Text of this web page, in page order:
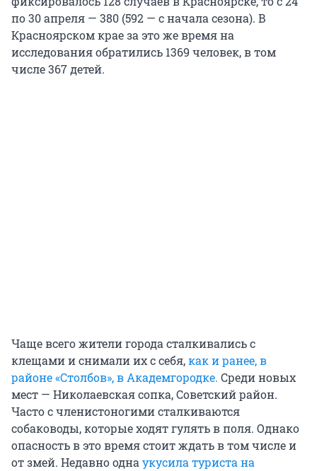
по 30 апреля — 380 (592 — с начала сезона). В
Красноярском крае за это же время на
исследования обратились 1369 человек, в том
числе 367 детей.
Чаще всего жители города сталкивались с
клещами и снимали их с себя,как и ранее, в
районе «Столбов», в Академгородке. Среди новых
мест — Николаевская сопка, Советский район.
Часто с членистоногими сталкиваются
собаководы, которые ходят гулять в поля. Однако
опасность в это время стоит ждать в том числе и
от змей. Недавно однаукусила туриста на